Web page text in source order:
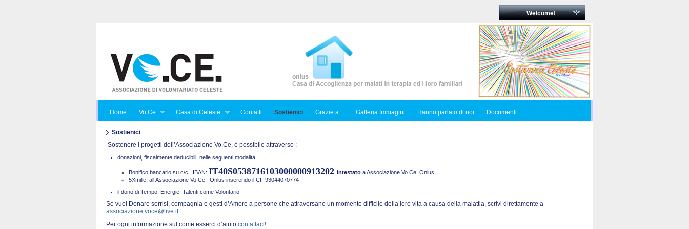
Welcome!
Home Vo.Ce Casa di Celeste Contatti Sostienici Grazie a... Galleria Immagini Hanno parlato di noi Documenti
Sostienici
Sostenere i progetti dell’Associazione Vo.Ce. è possibile attraverso :
donazioni, fiscalmente deducibili, nelle seguenti modalità:
Bonifico bancario su c/c IBAN: IT40S0538716103000000913202 intestato a Associazione Vo.Ce. Onlus
5Xmille: all’Associazione Vo.Ce. Onlus inserendo il CF 93044070774
il dono di Tempo, Energie, Talenti come Volontario
Se vuoi Donare sorrisi, compagnia e gesti d’Amore a persone che attraversano un momento difficile della loro vita a causa della malattia, scrivi direttamente a
associazione.voce@live.it
Per ogni informazione sul come esserci d’aiuto contattaci!